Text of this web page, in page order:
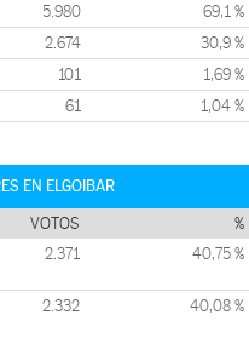
5.980 69,1 %
2.674 30,9 %
101 1,69 %
61 1,04 %
EN ELGOIBAR
VOTOS %
2.371 40,75 %
2.332 40,08 %